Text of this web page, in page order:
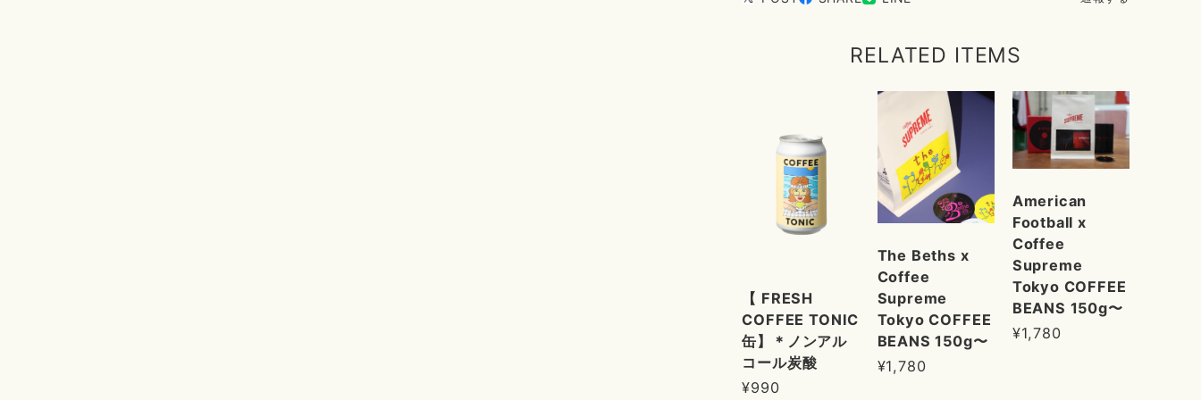
RELATED ITEMS
【 FRESH
COFFEE TONIC
缶】＊ノンアル
コール炭酸
¥990
The Beths x
Coffee
Supreme
Tokyo COFFEE
BEANS 150g〜
¥1,780
American
Football x
Coffee
Supreme
Tokyo COFFEE
BEANS 150g〜
¥1,780